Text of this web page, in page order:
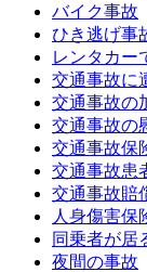
バイク事故
ひき逃げ事
レンタカー
交通事故に
交通事故の
交通事故の
交通事故保
交通事故患
交通事故賠
人身傷害保
同乗者が居
夜間の事故